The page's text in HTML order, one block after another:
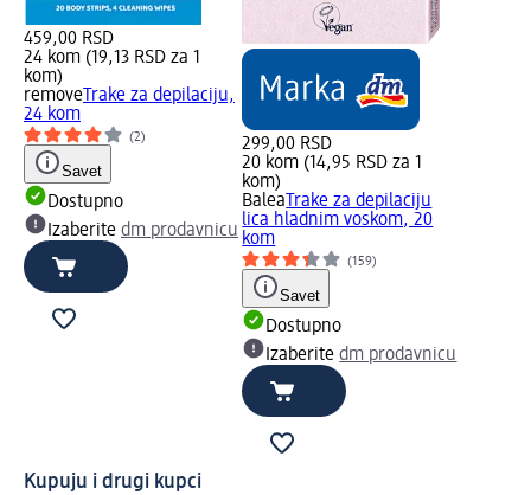
459,00 RSD
24 kom (19,13 RSD za 1
kom)
remove Trake za depilaciju,
24 kom
(2)
Savet
Dostupno
Izaberite dm prodavnicu
299,00 RSD
20 kom (14,95 RSD za 1
kom)
Balea Trake za depilaciju
lica hladnim voskom, 20
kom
(159)
Savet
Dostupno
Izaberitedm prodavnicu
Kupuju i drugi kupci